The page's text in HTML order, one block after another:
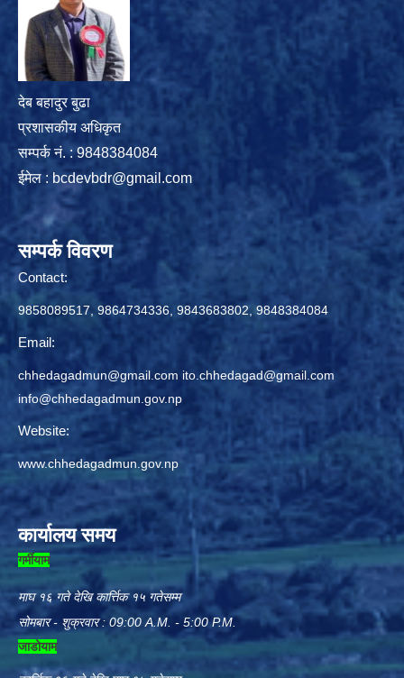
देब बहादुर बुढा
प्रशासकीय अधिकृत
सम्पर्क नं. : 9848384084
ईमेल : bcdevbdr@gmail.com
सम्पर्क विवरण
Contact:
9858089517, 9864734336, 9843683802, 9848384084
Email:
chhedagadmun@gmail.com ito.chhedagad@gmail.com
info@chhedagadmun.gov.np
Website:
www.chhedagadmun.gov.np
कार्यालय समय
गर्मीयाम
माघ १६ गते देखि कार्त्तिक १५ गतेसम्म
सोमबार - शुक्रवार : 09:00 A.M. - 5:00 P.M.
जाडोयाम